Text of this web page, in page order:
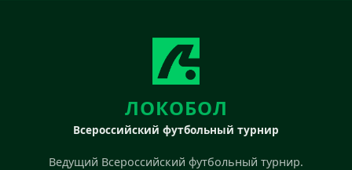
ЛОКОБОЛ
Всероссийский футбольный турнир
Ведущий Всероссийский футбольный турнир.